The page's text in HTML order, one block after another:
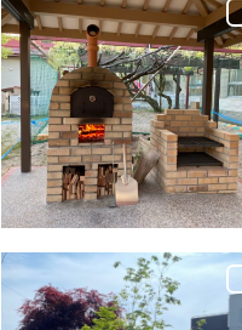
Garden Works
こども園のお庭・
外構 安全でおし
ゃれな南欧風デザ
イン。
Garden Works